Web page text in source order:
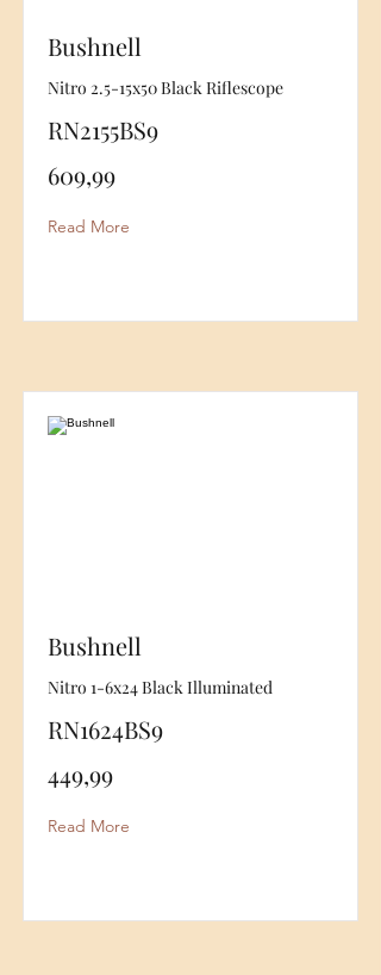
Bushnell
Nitro 2.5-15x50 Black Riflescope
RN2155BS9
609,99
Read More
Bushnell
Nitro 1-6x24 Black Illuminated
RN1624BS9
449,99
Read More